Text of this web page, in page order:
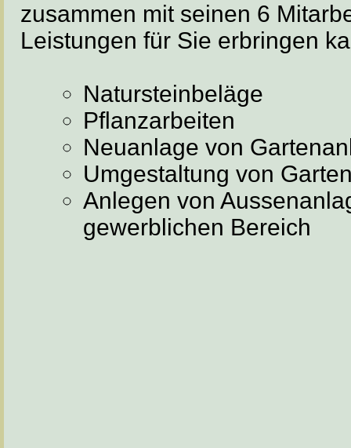
zusammen mit seinen 6
Leistungen für Sie erbringen
Natursteinbeläge
Pflanzarbeiten
Neuanlage von
Umgestaltung von
Anlegen von
gewerblichen Bereich